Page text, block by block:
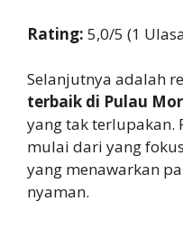
Rating: 5,0/5 (1
Selanjutnya adalah
terbaik di Pulau
yang tak terlupakan.
mulai dari yang
yang menawarkan
nyaman.